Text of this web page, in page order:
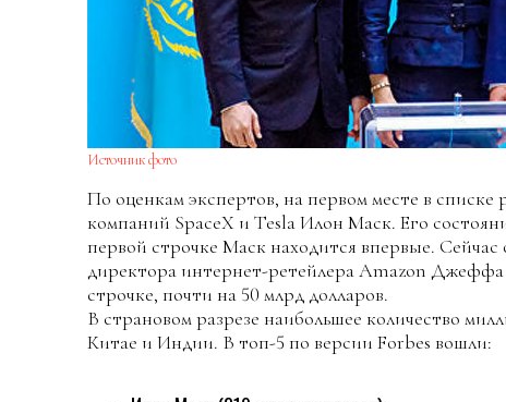
Источник фото
По оценкам экспертов, на первом месте в списке
компаний SpaceX и Tesla Илон Маск. Его
первой строчке Маск находится впервые. Сейчас
директора интернет-ретейлера Amazon Джеффа
строчке, почти на 50 млрд долларов.
В страновом разрезе наибольшее количество
Китае и Индии. В топ-5 по версии Forbes вошли: